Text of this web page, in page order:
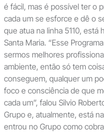
é fácil, mas é possível ter o
cada um se esforce e dê o
que atua na linha 5110, está
Santa Maria. “Esse
sermos melhores
ambiente, então só tem
conseguem, qualquer um
foco e consciência de que
cada um”, falou Silvio
Grupo e, atualmente, está
entrou no Grupo como